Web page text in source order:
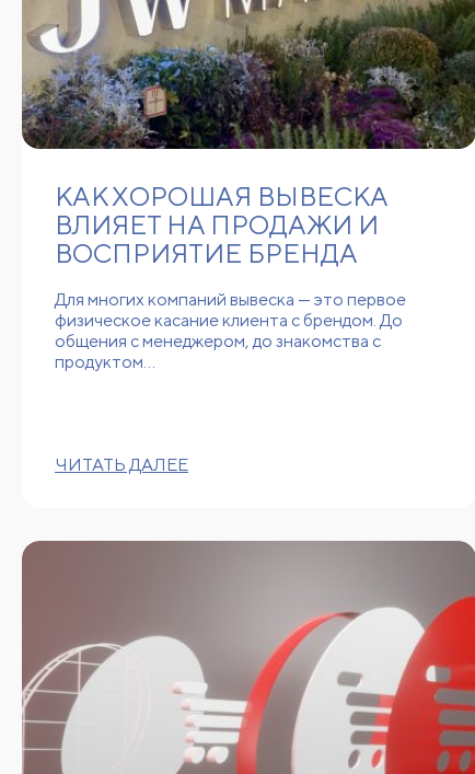
КАК ХОРОШАЯ ВЫВЕСКА
ВЛИЯЕТ НА ПРОДАЖИ И
ВОСПРИЯТИЕ БРЕНДА
Для многих компаний вывеска — это первое
физическое касание клиента с брендом. До
общения с менеджером, до знакомства с
продуктом…
ЧИТАТЬ ДАЛЕЕ